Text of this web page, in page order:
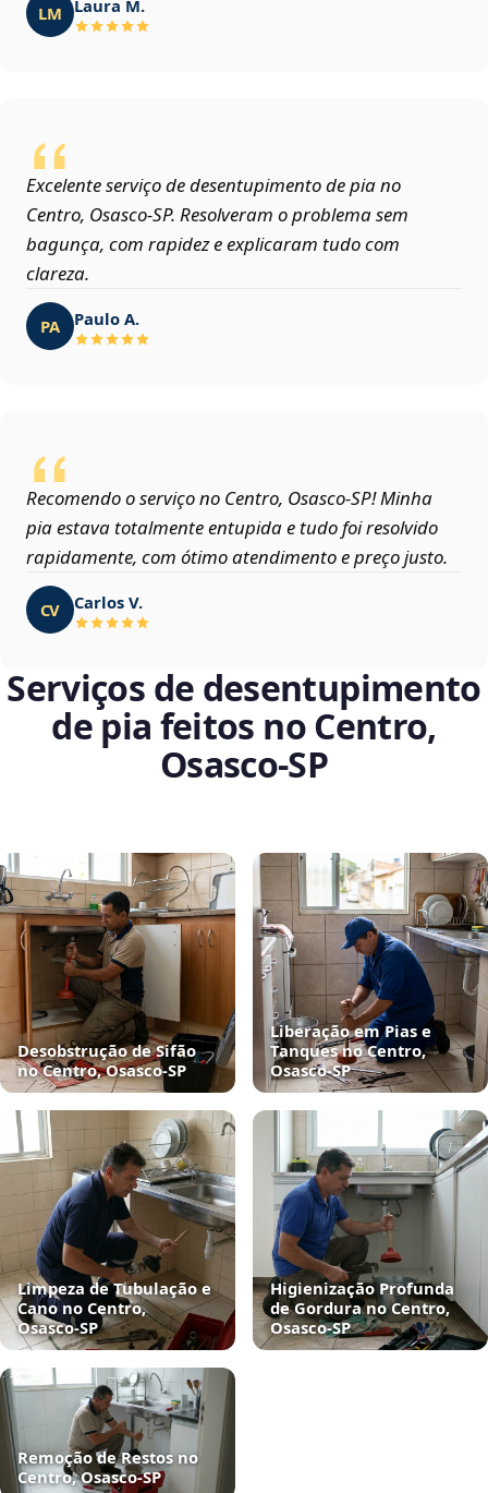
LM Laura M.
Excelente serviço de desentupimento de pia no
Centro, Osasco‑SP. Resolveram o problema sem
bagunça, com rapidez e explicaram tudo com
clareza.
PA Paulo A.
Recomendo o serviço no Centro, Osasco‑SP! Minha
pia estava totalmente entupida e tudo foi resolvido
rapidamente, com ótimo atendimento e preço justo.
CV Carlos V.
Serviços de desentupimento
de pia feitos no Centro,
Osasco‑SP
Desobstrução de Sifão
no Centro, Osasco‑SP
Liberação em Pias e
Tanques no Centro,
Osasco‑SP
Limpeza de Tubulação e
Cano no Centro,
Osasco‑SP
Higienização Profunda
de Gordura no Centro,
Osasco‑SP
Remoção de Restos no
Centro, Osasco‑SP